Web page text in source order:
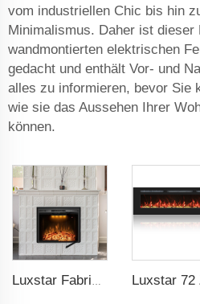
vom industriellen Chic bis hin
Minimalismus. Daher ist dieser
wandmontierten elektrischen
gedacht und enthält Vor- und
alles zu informieren, bevor Sie
wie sie das Aussehen Ihrer
können.
Luxstar Fabrik 50 Zoll Einfügung Dekorationsfeuerbrenner Innenbereich Elektrischer Kaminschacht mit 3 Flammenfarben